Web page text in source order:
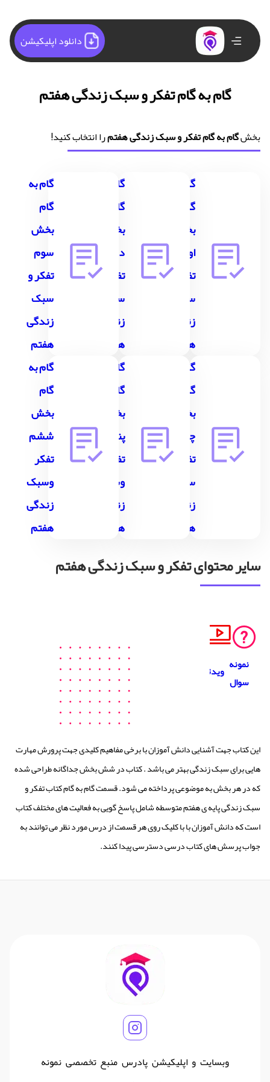
دانلود اپلیکیشن
گام به گام تفکر و سبک زندگی هفتم
بخشگام به گام تفکر و سبک زندگی هفتمرا انتخاب کنید!
گام به
گام
بخش
اول
تفکر و
سبک
زندگی
هفتم
گام به
گام
بخش
دوم
تفکر و
سبک
زندگی
هفتم
گام به
گام
بخش
سوم
تفکر و
سبک
زندگی
هفتم
گام به
گام
بخش
چهارم
تفکر و
سبک
زندگی
هفتم
گام به
گام
بخش
پنجم
تفکر
وسبک
زندگی
هفتم
گام به
گام
بخش
ششم
تفکر
وسبک
زندگی
هفتم
سایر محتوای تفکر و سبک زندگی هفتم
نمونه
سوال
ویدئو
این کتاب جهت آشنایی دانش آموزان با برخی مفاهیم کلیدی جهت پرورش مهارت
هایی برای سبک زندگی بهتر می باشد . کتاب در شش بخش جداگانه طراحی شده
که در هر بخش به موضوعی پرداخته می شود. قسمت گام به گام کتاب تفکر و
سبک زندگی پایه ی هفتم متوسطه شامل پاسخ گویی به فعالیت های مختلف کتاب
است که دانش آموزان با با کلیک روی هر قسمت از درس مورد نظر می توانند به
جواب پرسش های کتاب درسی دسترسی پیدا کنند.
وبسایت و اپلیکیشن پادرس منبع تخصصی نمونه